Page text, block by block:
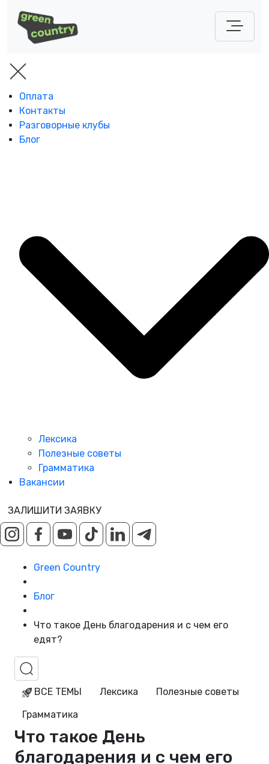
Оплата
Контакты
Разговорные клубы
Блог
Лексика
Полезные советы
Грамматика
Вакансии
ЗАЛИШИТИ ЗАЯВКУ
Green Country
Блог
Что такое День благодарения и с чем его
едят?
ВСЕ ТЕМЫ Лексика
Полезные советы
Грамматика
Что такое День
благодарения и с чем его